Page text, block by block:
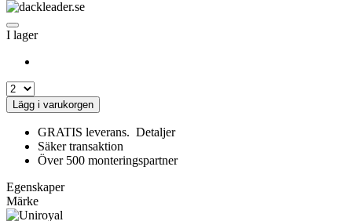
I lager
Lägg i varukorgen
GRATIS leverans. Detaljer
Säker transaktion
Över 500 monteringspartner
Egenskaper
Märke